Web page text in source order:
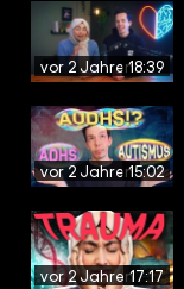
vor 2 Jahren18:39
vor 2 Jahren15:02
vor 2 Jahren17:17